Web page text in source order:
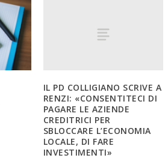
IL PD COLLIGIANO SCRIVE A
RENZI: «CONSENTITECI DI
PAGARE LE AZIENDE
CREDITRICI PER
SBLOCCARE L’ECONOMIA
LOCALE, DI FARE
INVESTIMENTI»